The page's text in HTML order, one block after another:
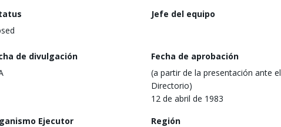
Jefe del equipo
de divulgación
Fecha de aprobación
(a partir de la presentación ante el
Directorio)
12 de abril de 1983
Ejecutor
Región